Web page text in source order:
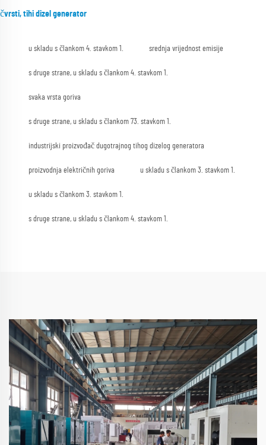
čvrsti, tihi dizel generator
u skladu s člankom 4. stavkom 1. srednja vrijednost emisije
s druge strane, u skladu s člankom 4. stavkom 1.
svaka vrsta goriva
s druge strane, u skladu s člankom 73. stavkom 1.
industrijski proizvođač dugotrajnog tihog dizelog generatora
proizvodnja električnih goriva u skladu s člankom 3. stavkom 1.
u skladu s člankom 3. stavkom 1.
s druge strane, u skladu s člankom 4. stavkom 1.